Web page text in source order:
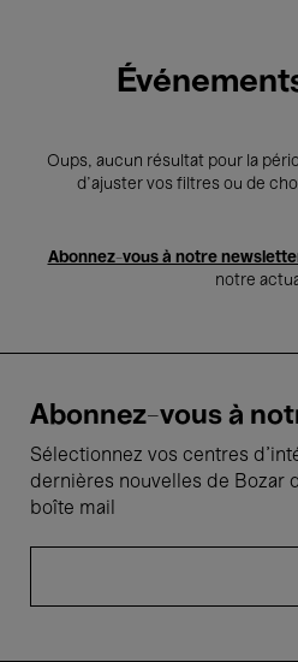
Oups, aucun résultat pour la
d’ajuster vos filtres ou de
Abonnez-vous à notre
notre
Abonnez-vous à
Sélectionnez vos centres
dernières nouvelles de Bozar
boîte mail